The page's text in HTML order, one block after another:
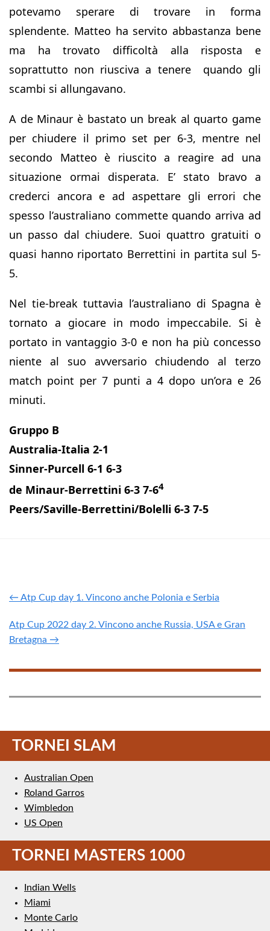
potevamo sperare di trovare in forma
splendente. Matteo ha servito abbastanza bene
ma ha trovato difficoltà alla risposta e
soprattutto non riusciva a tenere quando gli
scambi si allungavano.
A de Minaur è bastato un break al quarto game
per chiudere il primo set per 6-3, mentre nel
secondo Matteo è riuscito a reagire ad una
situazione ormai disperata. E’ stato bravo a
crederci ancora e ad aspettare gli errori che
spesso l’australiano commette quando arriva ad
un passo dal chiudere. Suoi quattro gratuiti o
quasi hanno riportato Berrettini in partita sul 5-
5.
Nel tie-break tuttavia l’australiano di Spagna è
tornato a giocare in modo impeccabile. Si è
portato in vantaggio 3-0 e non ha più concesso
niente al suo avversario chiudendo al terzo
match point per 7 punti a 4 dopo un’ora e 26
minuti.
Gruppo B
Australia-Italia 2-1
Sinner-Purcell 6-1 6-3
de Minaur-Berrettini 6-3 7-64
Peers/Saville-Berrettini/Bolelli 6-3 7-5
← Atp Cup day 1. Vincono anche Polonia e Serbia
Atp Cup 2022 day 2. Vincono anche Russia, USA e Gran
Bretagna →
TORNEI SLAM
Australian Open
Roland Garros
Wimbledon
US Open
TORNEI MASTERS 1000
Indian Wells
Miami
Monte Carlo